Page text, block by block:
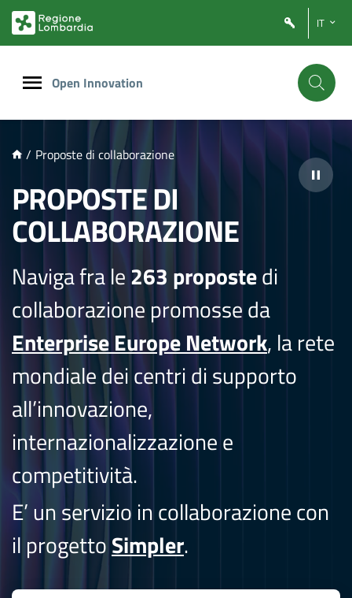
PRINCIPALE
IT
Open Innovation
/ Proposte di collaborazione
PROPOSTE DI
COLLABORAZIONE
Naviga fra le263 propostedi
collaborazione promosse da
Enterprise Europe Network, la rete
mondiale dei centri di supporto
all’innovazione,
internazionalizzazione e
competitività.
E’ un servizio in collaborazione con
il progettoSimpler.